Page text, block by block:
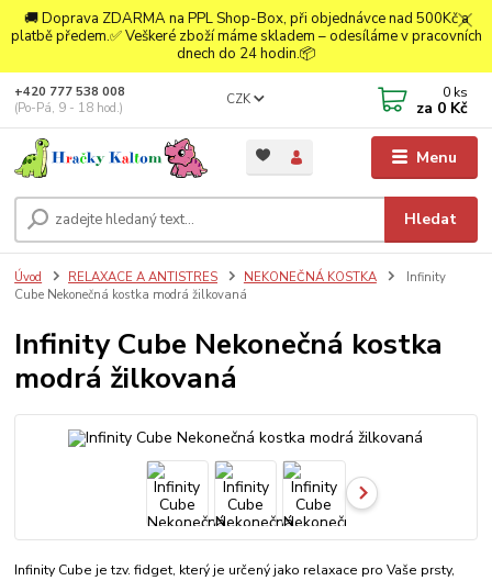
🚚 Doprava ZDARMA na PPL Shop-Box, při objednávce nad 500Kč a
platbě předem.✅ Veškeré zboží máme skladem – odesíláme v pracovních
dnech do 24 hodin.📦
Menu
CZK
Hledat
+420 777 538 008
(Po-Pá, 9 - 18 hod.)
0 ks
za 0 Kč
Úvod RELAXACE A ANTISTRES NEKONEČNÁ KOSTKA
Infinity
Cube Nekonečná kostka modrá žilkovaná
Infinity Cube Nekonečná kostka
modrá žilkovaná
Infinity Cube je tzv. fidget, který je určený jako relaxace pro Vaše prsty,